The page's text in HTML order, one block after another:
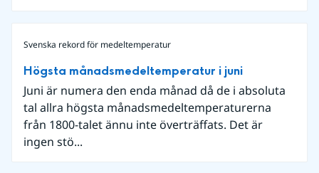
Svenska rekord för medeltemperatur
Högsta månadsmedeltemperatur i juni
Juni är numera den enda månad då de i absoluta
tal allra högsta månadsmedeltemperaturerna
från 1800-talet ännu inte överträffats. Det är
ingen stö...